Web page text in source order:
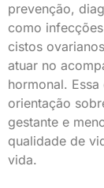
prevenção,
como
cistos
atuar no
hormonal.
orientação
gestante e
qualidade de
vida.